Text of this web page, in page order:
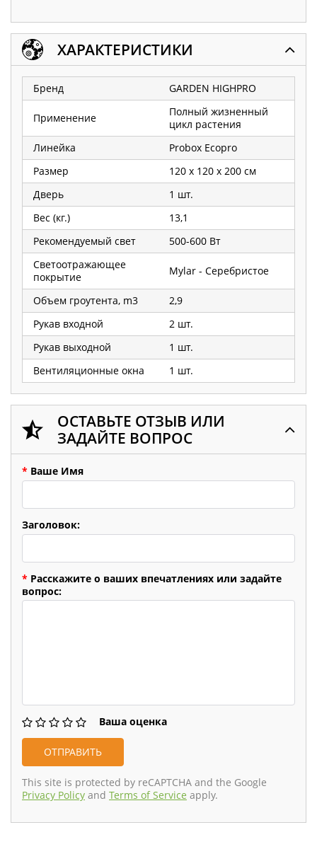
ХАРАКТЕРИСТИКИ
Бренд GARDEN HIGHPRO
Применение
Полный жизненный
цикл растения
Линейка
Probox Ecopro
Размер
120 x 120 x 200 см
Дверь
1 шт.
Вес (кг.)
13,1
Рекомендуемый свет
500-600 Вт
Светоотражающее
покрытие
Mylar - Серебристое
Объем гроутента, m3
2,9
Рукав входной
2 шт.
Рукав выходной
1 шт.
Вентиляционные окна
1 шт.
ОСТАВЬТЕ ОТЗЫВ ИЛИ
ЗАДАЙТЕ ВОПРОС
* Ваше Имя
Заголовок:
* Расскажите о ваших впечатлениях или задайте
вопрос:
Ваша оценка
This site is protected by reCAPTCHA and the Google
Privacy Policy and Terms of Service apply.